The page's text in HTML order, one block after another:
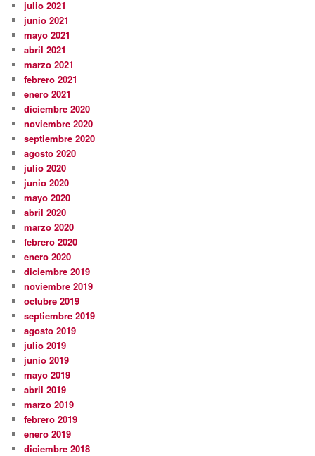
julio 2021
junio 2021
mayo 2021
abril 2021
marzo 2021
febrero 2021
enero 2021
diciembre 2020
noviembre 2020
septiembre 2020
agosto 2020
julio 2020
junio 2020
mayo 2020
abril 2020
marzo 2020
febrero 2020
enero 2020
diciembre 2019
noviembre 2019
octubre 2019
septiembre 2019
agosto 2019
julio 2019
junio 2019
mayo 2019
abril 2019
marzo 2019
febrero 2019
enero 2019
diciembre 2018